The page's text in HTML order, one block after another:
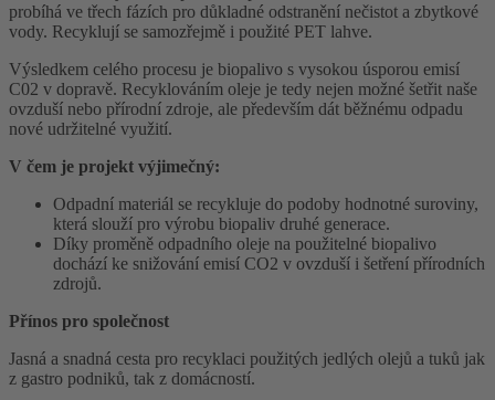
probíhá ve třech fázích pro důkladné odstranění nečistot a zbytkové
vody. Recyklují se samozřejmě i použité PET lahve.
Výsledkem celého procesu je biopalivo s vysokou úsporou emisí
C02 v dopravě. Recyklováním oleje je tedy nejen možné šetřit naše
ovzduší nebo přírodní zdroje, ale především dát běžnému odpadu
nové udržitelné využití.
V čem je projekt výjimečný:
Odpadní materiál se recykluje do podoby hodnotné suroviny,
která slouží pro výrobu biopaliv druhé generace.
Díky proměně odpadního oleje na použitelné biopalivo
dochází ke snižování emisí CO2 v ovzduší i šetření přírodních
zdrojů.
Přínos pro společnost
Jasná a snadná cesta pro recyklaci použitých jedlých olejů a tuků jak
z gastro podniků, tak z domácností.